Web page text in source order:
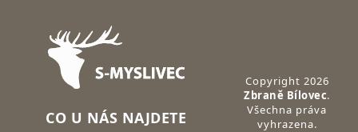
Zápatí
CO U NÁS NAJDETE
Copyright 2026
Zbraně Bílovec.
Všechna práva
vyhrazena.